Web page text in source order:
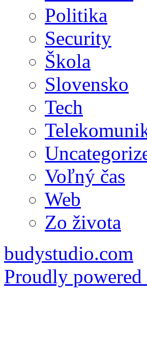
Politika
Security
Škola
Slovensko
Tech
Voľný čas
Web
Zo života
budystudio.com
Proudly powered